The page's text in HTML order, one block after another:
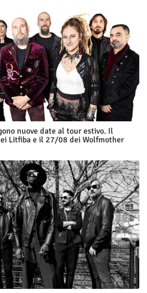
nuove date al tour estivo. Il
Litfiba e il 27/08 dei Wolfmother